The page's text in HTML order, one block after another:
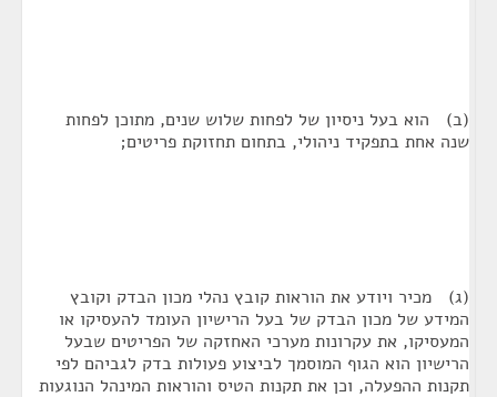
(ב) הוא בעל ניסיון של לפחות שלוש שנים, מתוכן לפחות
שנה אחת בתפקיד ניהולי, בתחום תחזוקת פריטים;
(ג) מכיר ויודע את הוראות קובץ נהלי מכון הבדק וקובץ
המידע של מכון הבדק של בעל הרישיון העומד להעסיקו או
המעסיקו, את עקרונות מערכי האחזקה של הפריטים שבעל
הרישיון הוא הגוף המוסמך לביצוע פעולות בדק לגביהם לפי
תקנות ההפעלה, וכן את תקנות הטיס והוראות המינהל הנוגעות